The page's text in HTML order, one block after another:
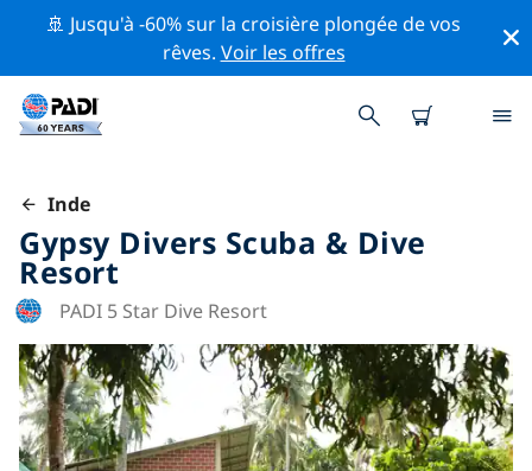
🚢 Jusqu'à -60% sur la croisière plongée de vos
rêves. Voir les offres
Inde
Gypsy Divers Scuba & Dive
Resort
PADI 5 Star Dive Resort